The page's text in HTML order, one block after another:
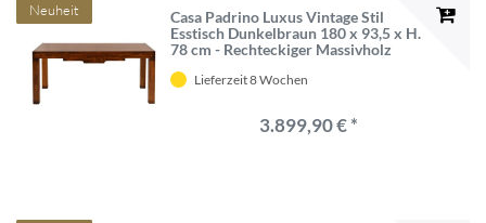
Neuheit
Casa Padrino Luxus Vintage Stil
Esstisch Dunkelbraun 180 x 93,5 x H.
78 cm - Rechteckiger Massivholz
Massivholz Möbel - Vintage Stil
Lieferzeit 8 Wochen
3.899,90 € *